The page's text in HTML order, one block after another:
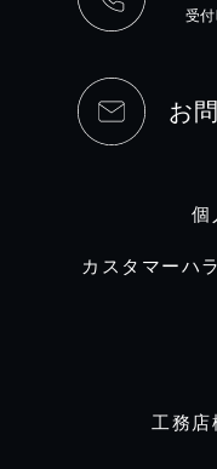
受
お
個
カスタマーハ
工務店